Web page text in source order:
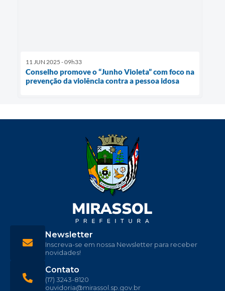
11 JUN 2025 - 09h33
Conselho promove o “Junho Violeta” com foco na
prevenção da violência contra a pessoa idosa
Contato
(17) 3243-8120
ouvidoria@mirassol.sp.gov.br
Newsletter
Inscreva-se em nossa Newsletter para receber
novidades!